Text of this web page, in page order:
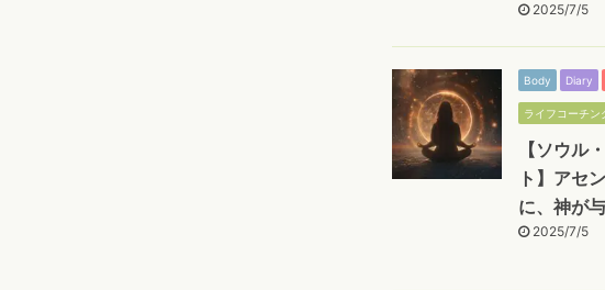
2025/7/5
Body Diary
ライフコーチン
【ソウル
ト】アセ
に、神が
2025/7/5